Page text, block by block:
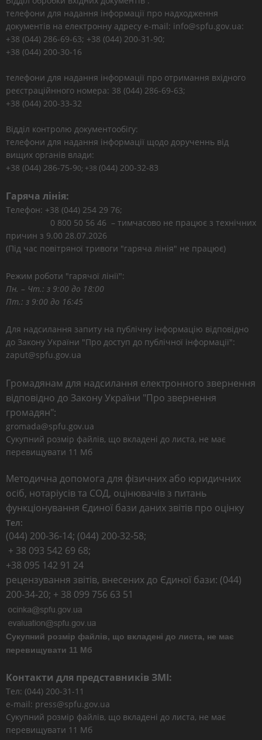
телефони для надання інформації про надходження
документів на електронну адресу e-mail: info@spfu.gov.ua:
+38 (044) 286-69-63; +38 (044) 200-31-90;
+38 (044) 200-30-16
телефони для надання інформації про отримання вхідного
реєстраційнного номера: 38 (044) 286-69-63;
+38 (044) 200-33-32
Відділ контролю документообігу:
телефони для надання інформації щодо дорученнь від
вищих органів влади:
+38 (044) 286-75-90; +38 (044) 200-32-83
Гаряча лінія:
Телефон: +38 (044) 254 29 76;
0 800 50 56 46 – тимчасово не працює з технічних
причин з 9.00 28.07.2026
(Під час повітряної тривоги "гаряча лінія" не працює)
Режим роботи "гарячої лінії":
Пн. – Чт.: з 9:00 до 18:00
Пт.: з 9:00 до 16:45
Для надсилання запиту на публічну інформацію відповідно
до Закону України "Про доступ до публічної інформації":
zaput@spfu.gov.ua
Громадянам для надсилання електронного звернення
відповідно до Закону України "Про звернення
громадян":
gromada@spfu.gov.ua
Сукупний розмір файлів, що вкладені до листа, не має
перевищувати 11 Мб
Методична допомога для фізичних або юридичних
осіб, нотаріусів та СОД, оцінювачів з питань
функціонування Єдиної бази даних звітів про оцінку
Тел:
(044) 200-36-14; (044) 200-32-58;
+ 38 093 542 69 68;
+38 095 142 91 24
рецензування звітів, внесених до Єдиної бази: (044)
200-34-20; + 38 099 756 63 51
Сукупний розмір файлів, що вкладені до листа, не має
перевищувати 11 Мб
Контакти для представників ЗМІ:
Тел: (044) 200-31-11
e-mail: press@spfu.gov.ua
Сукупний розмір файлів, що вкладені до листа, не має
перевищувати 11 Мб